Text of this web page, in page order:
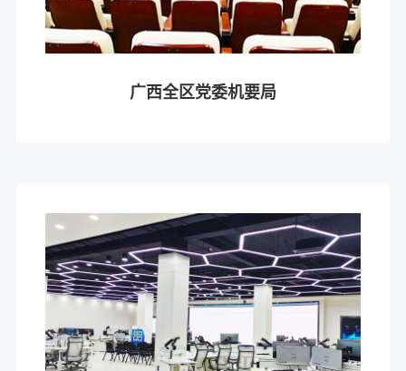
广西全区党委机要局